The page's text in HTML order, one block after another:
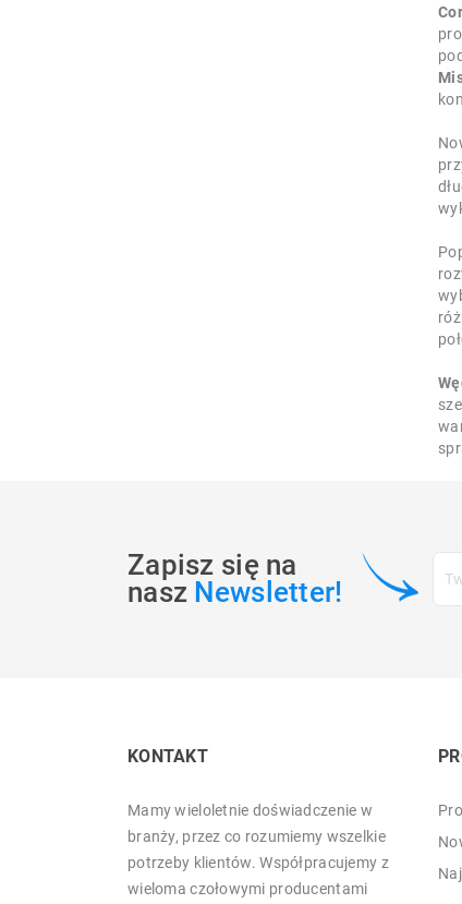
Zapisz się na
nasz Newsletter!
KONTAKT
Mamy wieloletnie doświadczenie w
branży, przez co rozumiemy wszelkie
potrzeby klientów. Współpracujemy z
wieloma czołowymi producentami